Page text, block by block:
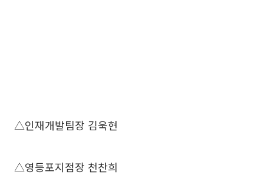
△인재개발팀장 김욱현
△영등포지점장 천찬희